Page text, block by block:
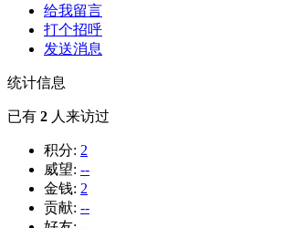
给我留言
打个招呼
发送消息
统计信息
已有 2 人来访过
积分: 2
威望: --
金钱: 2
贡献: --